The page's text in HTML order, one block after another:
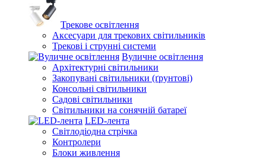
Трекове освітлення
Аксесуари для трекових світильників
Трекові і струнні системи
Вуличне освітлення
Архітектурні світильники
Закопувані світильники (ґрунтові)
Консольні світильники
Садові світильники
Світильники на сонячній батареї
LED-лента
Світлодіодна стрічка
Контролери
Блоки живлення